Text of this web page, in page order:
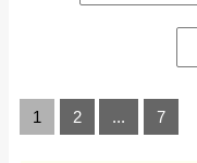
1 2 ... 7